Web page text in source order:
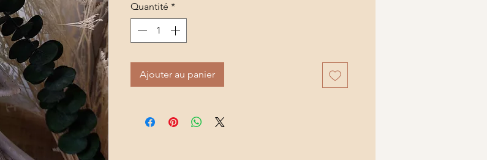
Quantité *
Ajouter au panier